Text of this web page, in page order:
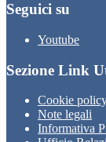
Seguici su
Youtube
Sezione Link
Cookie
Note legali
Informativa